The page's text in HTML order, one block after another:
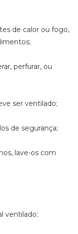
de calor ou fogo,
perfurar, ou
ser ventilado;
de segurança;
lave-os com
ventilado;